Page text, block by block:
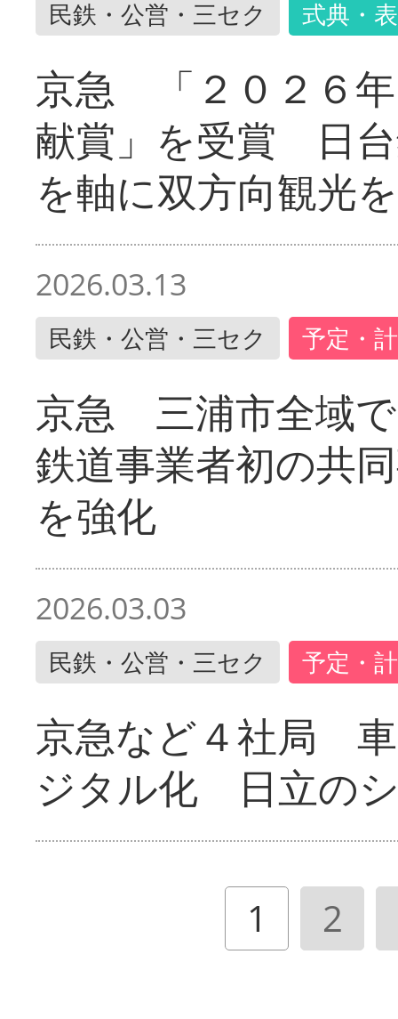
民鉄・公営・三セク 式典・
京急 「２０２６
献賞」を受賞 日
を軸に双方向観光
2026.03.13
民鉄・公営・三セク 予定・
京急 三浦市全域
鉄道事業者初の共
を強化
2026.03.03
民鉄・公営・三セク 予定・
京急など４社局
ジタル化 日立の
1 2